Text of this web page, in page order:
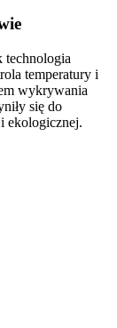
technologia
temperatury i
wykrywania
się do
ekologicznej.